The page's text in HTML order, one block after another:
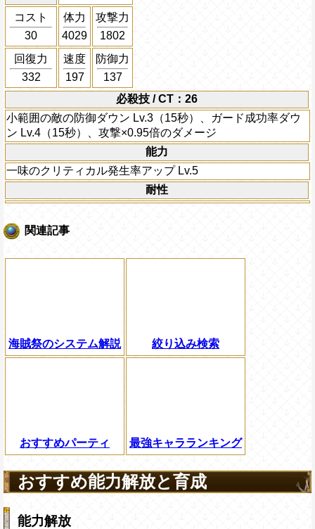
コスト
30
体力
4029
攻撃力
1802
回復力
332
速度
197
防御力
137
必殺技 / CT：26
小範囲の敵の防御ダウン Lv.3（15秒）、ガード成功率ダウ
ン Lv.4（15秒）、攻撃×0.95倍のダメージ
能力
一味のクリティカル発生率アップ Lv.5
耐性
関連記事
海賊祭のシステム解説 絞り込み検索
おすすめパーティ 最強キャラランキング
おすすめ能力解放と育成
能力解放